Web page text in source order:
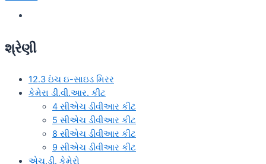
શ્રેણી
12.3 ઇંચ ઇ-સાઇડ મિરર
કેમેરા ડી.વી.આર. કીટ
4 સીએચ ડીવીઆર કીટ
5 સીએચ ડીવીઆર કીટ
8 સીએચ ડીવીઆર કીટ
9 સીએચ ડીવીઆર કીટ
એચ.ડી. કેમેરો